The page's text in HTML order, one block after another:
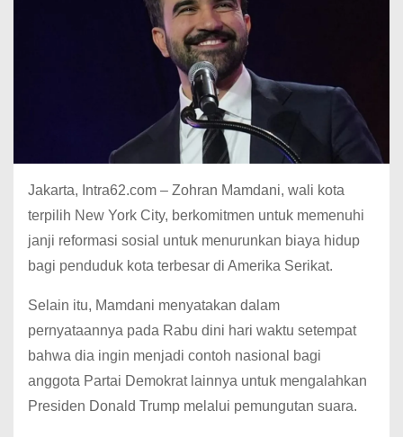
Jakarta, Intra62.com – Zohran Mamdani, wali kota
terpilih New York City, berkomitmen untuk memenuhi
janji reformasi sosial untuk menurunkan biaya hidup
bagi penduduk kota terbesar di Amerika Serikat.
Selain itu, Mamdani menyatakan dalam
pernyataannya pada Rabu dini hari waktu setempat
bahwa dia ingin menjadi contoh nasional bagi
anggota Partai Demokrat lainnya untuk mengalahkan
Presiden Donald Trump melalui pemungutan suara.